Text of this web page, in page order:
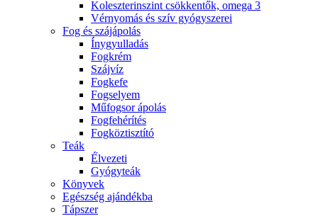
Koleszterinszint csökkentők, omega 3
Vérnyomás és szív gyógyszerei
Fog és szájápolás
Í́nygyulladás
Fogkrém
Szájvíz
Fogkefe
Fogselyem
Műfogsor ápolás
Fogfehérítés
Fogköztisztító
Teák
É́lvezeti
Gyógyteák
Könyvek
Egészség ajándékba
Tápszer